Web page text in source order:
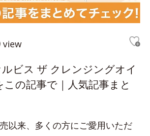
view
ルビス ザ クレンジングオイ
の記事で｜人気記事まと
以来、多くの方にご愛用いただ